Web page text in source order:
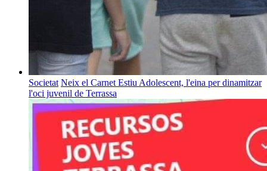
Societat Neix el Carnet Estiu Adolescent, l'eina per dinamitzar
l'oci juvenil de Terrassa